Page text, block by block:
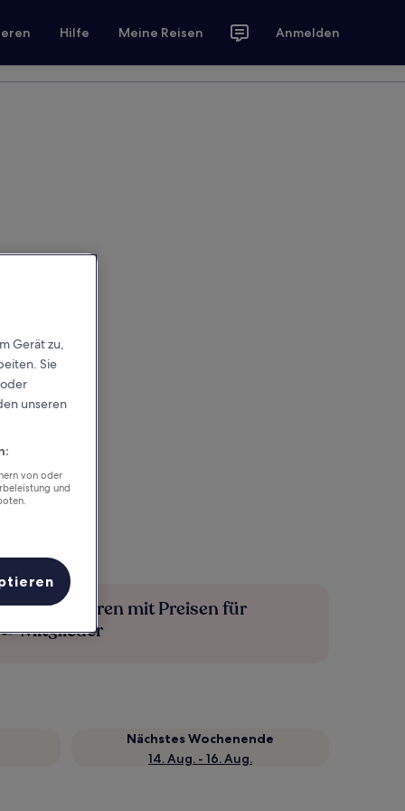
Hilfe Meine Reisen Anmelden
Mehr sparen mit Preisen für
Mitglieder
Nächstes Wochenende
14. Aug. - 16. Aug.
Gerät zu,
Sie
unseren
von oder
und